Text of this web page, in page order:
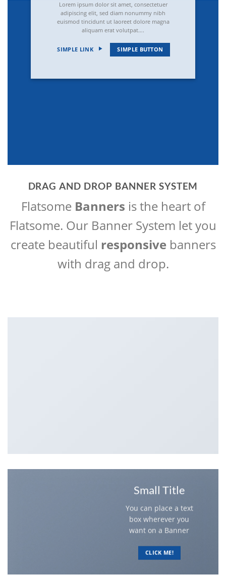
Lorem ipsum dolor sit amet, consectetuer
adipiscing elit, sed diam nonummy nibh
euismod tincidunt ut laoreet dolore magna
aliquam erat volutpat….
SIMPLE LINK SIMPLE BUTTON
DRAG AND DROP BANNER SYSTEM
Flatsome Banners is the heart of
Flatsome. Our Banner System let you
create beautiful responsive banners
with drag and drop.
Small Title
You can place a text
box wherever you
want on a Banner
CLICK ME!